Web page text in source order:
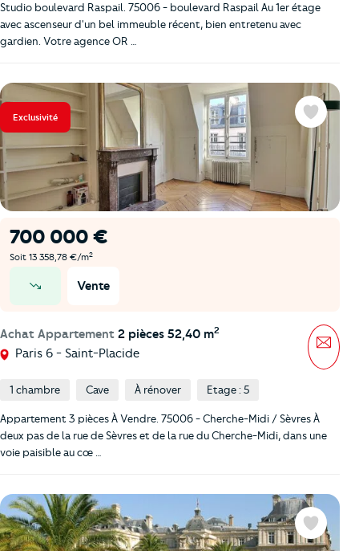
Studio boulevard Raspail. 75006 - boulevard Raspail Au 1er étage
avec ascenseur d'un bel immeuble récent, bien entretenu avec
gardien. Votre agence OR …
Exclusivité
700 000 €
Soit 13 358,78 €/m2
Vente
Achat Appartement 2 pièces 52,40 m2
Paris 6 - Saint-Placide
Favoris
1 chambre Cave À rénover Etage : 5
Appartement 3 pièces À Vendre. 75006 - Cherche-Midi / Sèvres À
deux pas de la rue de Sèvres et de la rue du Cherche-Midi, dans une
voie paisible au cœ …
Favoris